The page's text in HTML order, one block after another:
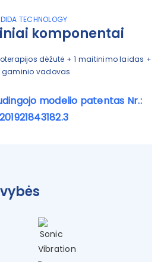
DIDA TECHNOLOGY
komponentai
dėžutė + 1 maitinimo laidas +
gaminio vadovas
modelio patentas Nr.:
201921843182.3